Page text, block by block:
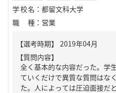
学校名 ： 都留文科大学
職種 ： 営業
【質問内容】
全く基本的な内容だった。学
ていくだけで異質な質問はな
た。人によっては圧迫面接だ